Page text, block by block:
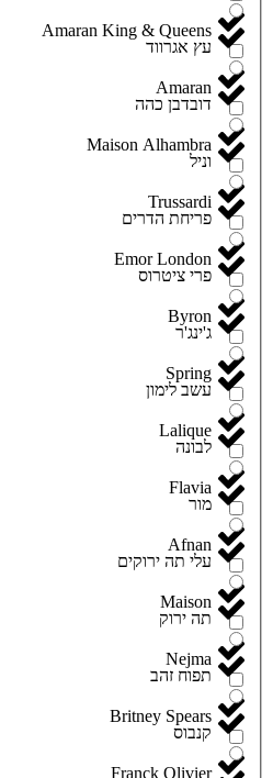
Amaran King & Queens
Amaran
Maison Alhambra
Trussardi
Emor London
Byron
Spring
Lalique
Flavia
Afnan
Maison
Nejma
Britney Spears
Franck Olivier
עץ אגרווד
דובדבן כהה
וניל
פריחת הדרים
פרי ציטרוס
ג'ינג'ר
עשב לימון
לבונה
מור
עלי תה ירוקים
תה ירוק
תפוח זהב
קנבוס